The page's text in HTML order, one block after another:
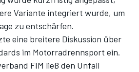
Variante integriert wurde, um
zu entschärfen.
eine breitere Diskussion über
im Motorradrennsport ein.
FIM ließ den Unfall